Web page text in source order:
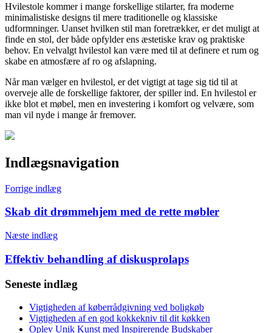
Hvilestole kommer i mange forskellige stilarter, fra moderne
minimalistiske designs til mere traditionelle og klassiske
udformninger. Uanset hvilken stil man foretrækker, er det muligt at
finde en stol, der både opfylder ens æstetiske krav og praktiske
behov. En velvalgt hvilestol kan være med til at definere et rum og
skabe en atmosfære af ro og afslapning.
Når man vælger en hvilestol, er det vigtigt at tage sig tid til at
overveje alle de forskellige faktorer, der spiller ind. En hvilestol er
ikke blot et møbel, men en investering i komfort og velvære, som
man vil nyde i mange år fremover.
Indlægsnavigation
Forrige indlæg
Skab dit drømmehjem med de rette møbler
Næste indlæg
Effektiv behandling af diskusprolaps
Seneste indlæg
Vigtigheden af køberrådgivning ved boligkøb
Vigtigheden af en god kokkekniv til dit køkken
Oplev Unik Kunst med Inspirerende Budskaber